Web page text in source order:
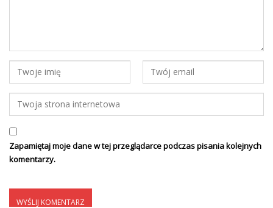
Zapamiętaj moje dane w tej przeglądarce podczas pisania kolejnych
komentarzy.